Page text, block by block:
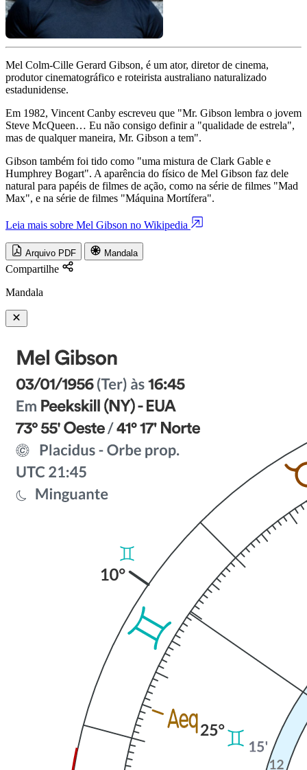
Mel Colm-Cille Gerard Gibson, é um ator, diretor de cinema,
produtor cinematográfico e roteirista australiano naturalizado
estadunidense.
Em 1982, Vincent Canby escreveu que "Mr. Gibson lembra o jovem
Steve McQueen… Eu não consigo definir a "qualidade de estrela",
mas de qualquer maneira, Mr. Gibson a tem".
Gibson também foi tido como "uma mistura de Clark Gable e
Humphrey Bogart". A aparência do físico de Mel Gibson faz dele
natural para papéis de filmes de ação, como na série de filmes "Mad
Max", e na série de filmes "Máquina Mortífera".
Leia mais sobre Mel Gibson no Wikipedia
Arquivo PDF Mandala
Compartilhe
Mandala